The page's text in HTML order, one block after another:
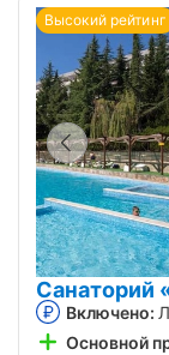
Высокий рейтинг
Санаторий
Включено:
Основной